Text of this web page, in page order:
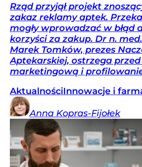
Rząd przyjął projekt
zakaz reklamy aptek.
mogły wprowadzać w błąd
korzyści za zakup. Dr n.
Marek Tomków, prezes
Aptekarskiej, ostrzega
marketingową i
AktualnościInnowacje i
Anna Kopras-Fijołek